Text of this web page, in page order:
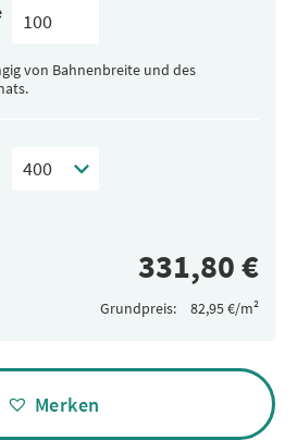
von Bahnenbreite und des
Grundpreis:
Merken